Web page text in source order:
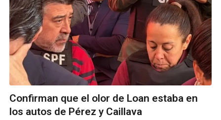
Confirman que el olor de Loan estaba en
los autos de Pérez y Caillava